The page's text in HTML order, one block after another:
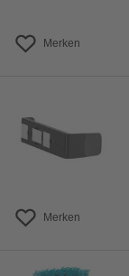
Merken
Merken